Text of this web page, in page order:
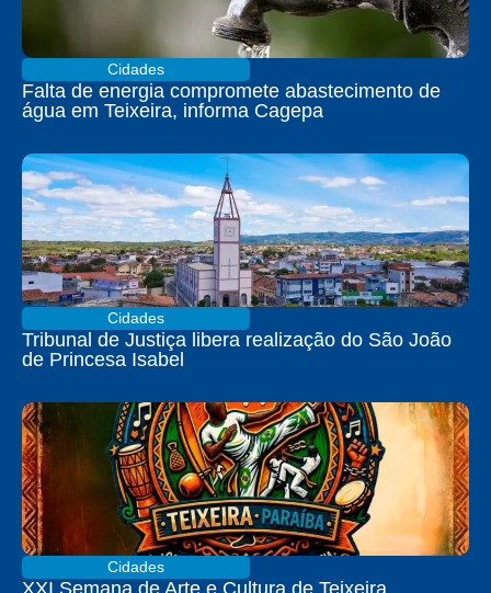
Cidades
Falta de energia compromete abastecimento de
água em Teixeira, informa Cagepa
Cidades
Tribunal de Justiça libera realização do São João
de Princesa Isabel
Cidades